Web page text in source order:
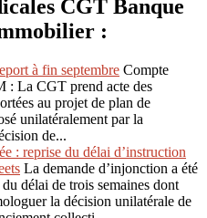
CGT Banque
:
à fin septembre Compte
: La CGT prend acte des
au projet de plan de
unilatéralement par la
de...
: reprise du délai d’instruction
La demande d’injonction a été
délai de trois semaines dont
la décision unilatérale de